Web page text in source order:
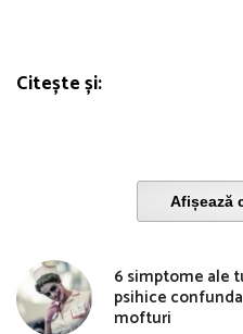
Citește și:
Afișează
6 simptome ale
psihice
mofturi